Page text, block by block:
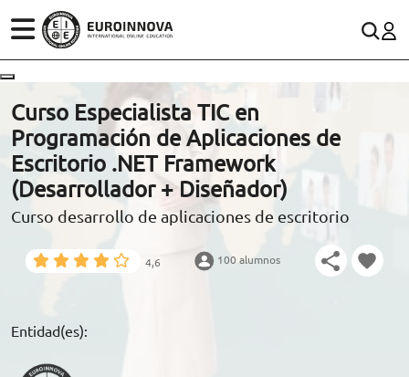
ÁREAS
ESTUDIOS
CONOCE EUROINNOVA
BECAS Y FINANCIACIÓN
ARTÍCULOS
(+34)958 050 200 (gratuito en España)
900 831 200
TRABAJA CON NOSOTROS
Curso Especialista TIC en
Programación de Aplicaciones de
Escritorio .NET Framework
(Desarrollador + Diseñador)
Curso desarrollo de aplicaciones de escritorio
4,6 100 alumnos
Entidad(es):